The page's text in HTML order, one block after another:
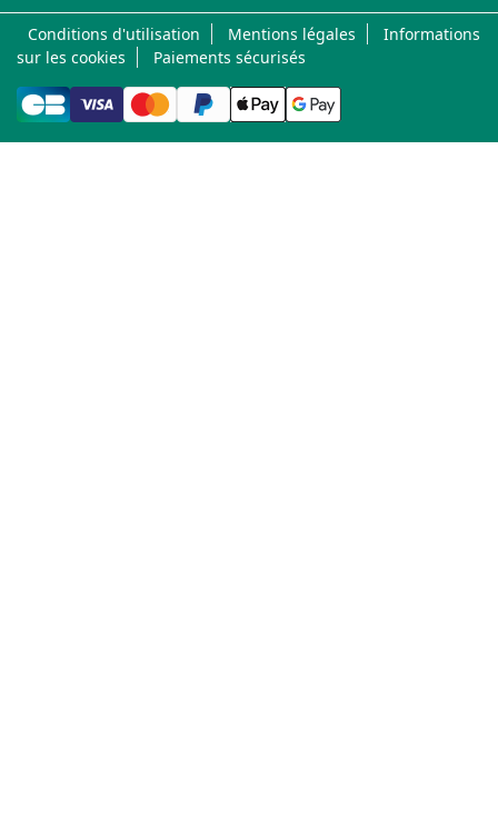
Conditions d'utilisation Mentions légales
Informations
sur les cookies
Paiements sécurisés